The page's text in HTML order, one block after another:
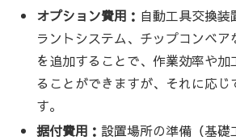
オプション費用： 自動工具交換
ラントシステム、チップコンベア
を追加することで、作業効率や加
ることができますが、それに応じ
す。
据付費用：設置場所の準備（基礎